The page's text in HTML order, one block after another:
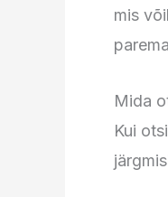
mis
Mida
Kui